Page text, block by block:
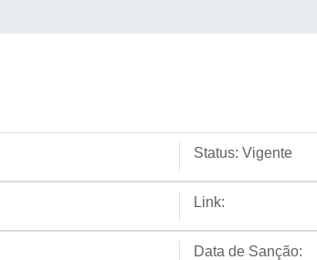
Status: Vigente
Link:
Data de Sanção: